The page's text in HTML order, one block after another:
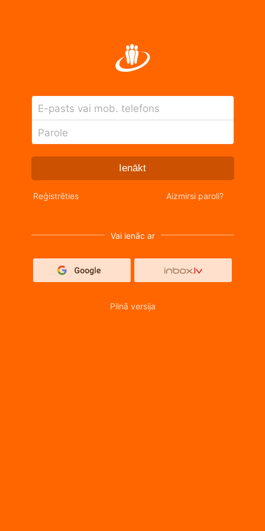
E-pasts vai mob. telefons
Parole
Ienākt
Reģistrēties Aizmirsi paroli?
Vai ienāc ar
Pilnā versija